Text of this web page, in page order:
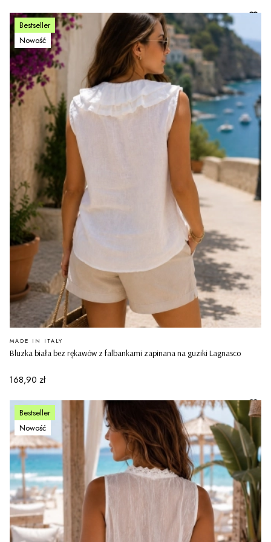
Bestseller
Nowość
Bluzka biała bez rękawów z falbankami zapinana na guziki Lagnasco
PRODUCENT
MADE IN ITALY
Cena
168,90 zł
Bestseller
Nowość